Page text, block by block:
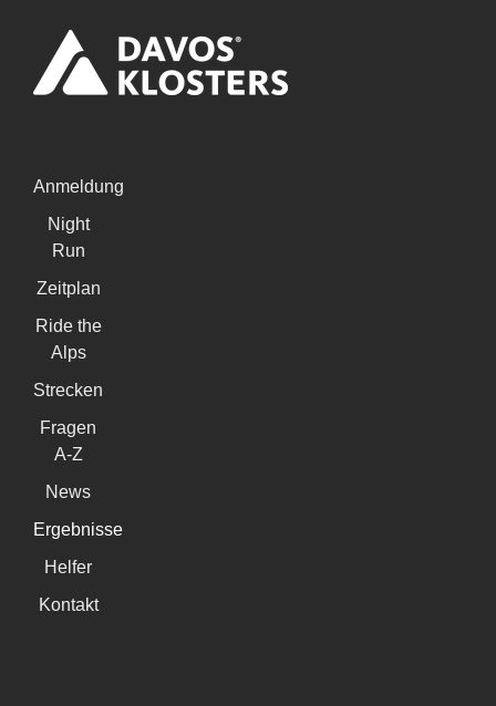
Anmeldung
Night
Run
Zeitplan
Ride the
Alps
Strecken
Fragen
A-Z
News
Ergebnisse
Helfer
Kontakt